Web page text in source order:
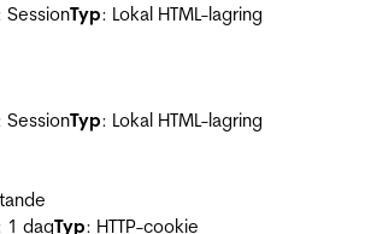
SessionTyp: Lokal HTML-lagring
SessionTyp: Lokal HTML-lagring
1 dagTyp: HTTP-cookie